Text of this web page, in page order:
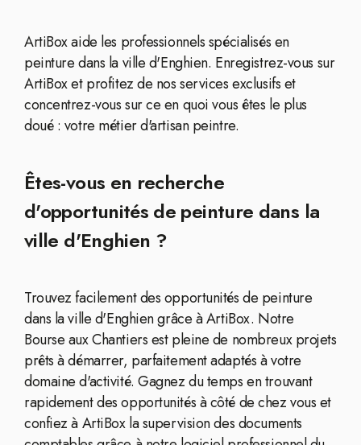
ArtiBox aide les professionnels spécialisés en
peinture dans la ville d'Enghien. Enregistrez-vous sur
ArtiBox et profitez de nos services exclusifs et
concentrez-vous sur ce en quoi vous êtes le plus
doué : votre métier d'artisan peintre.
Êtes-vous en recherche
d'opportunités de peinture dans la
ville d'Enghien ?
Trouvez facilement des opportunités de peinture
dans la ville d'Enghien grâce à ArtiBox. Notre
Bourse aux Chantiers est pleine de nombreux projets
prêts à démarrer, parfaitement adaptés à votre
domaine d'activité. Gagnez du temps en trouvant
rapidement des opportunités à côté de chez vous et
confiez à ArtiBox la supervision des documents